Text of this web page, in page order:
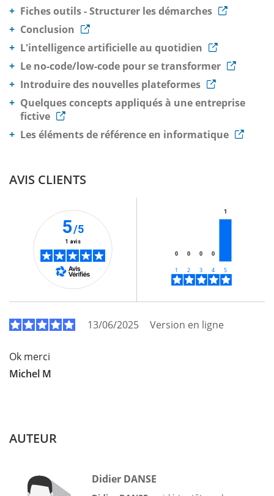
Fiches outils - Structurer les démarches
Conclusion
L'intelligence artificielle au quotidien
Le no-code/low-code pour se transformer
Introduire des nouvelles plateformes
Quelques concepts appliqués à une entreprise
fictive
Les éléments de référence en informatique
AVIS CLIENTS
5/5
1 avis
0 0 0 0
1
13/06/2025 Version en ligne
Ok merci
Michel M
AUTEUR
Didier DANSE